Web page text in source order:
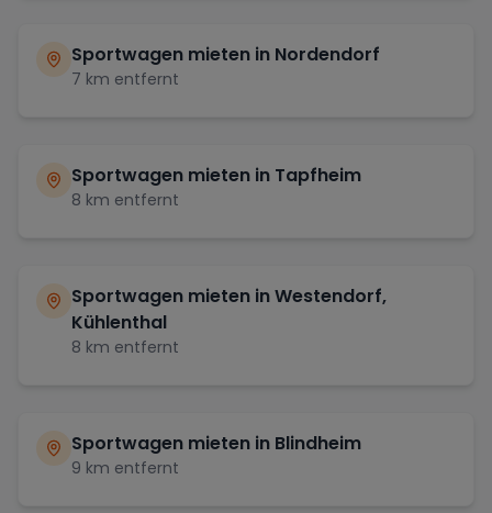
Sportwagen mieten in Nordendorf
7 km entfernt
Sportwagen mieten in Tapfheim
8 km entfernt
Sportwagen mieten inWestendorf,
Kühlenthal
8 km entfernt
Sportwagen mieten in Blindheim
9 km entfernt